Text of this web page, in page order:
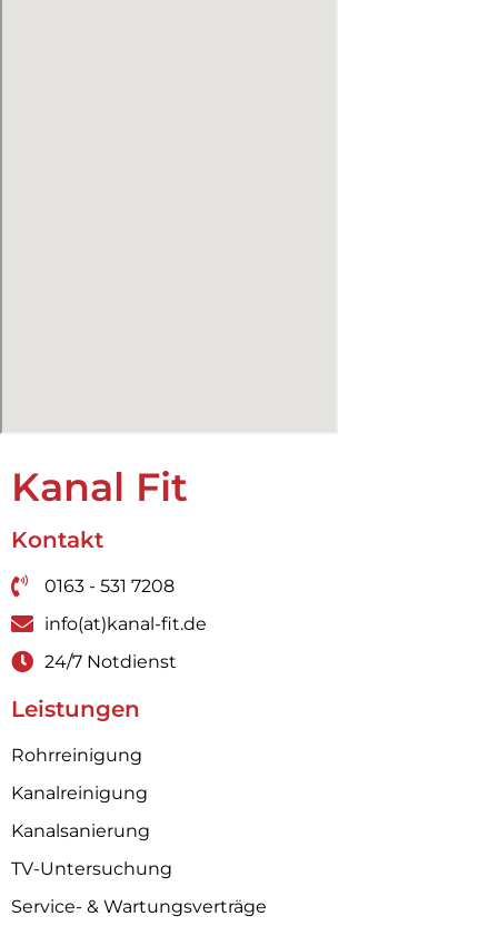
Kanal Fit
Kontakt
0163 - 531 7208
info(at)kanal-fit.de
24/7 Notdienst
Leistungen
Rohrreinigung
Kanalreinigung
Kanalsanierung
TV-Untersuchung
Service- & Wartungsverträge